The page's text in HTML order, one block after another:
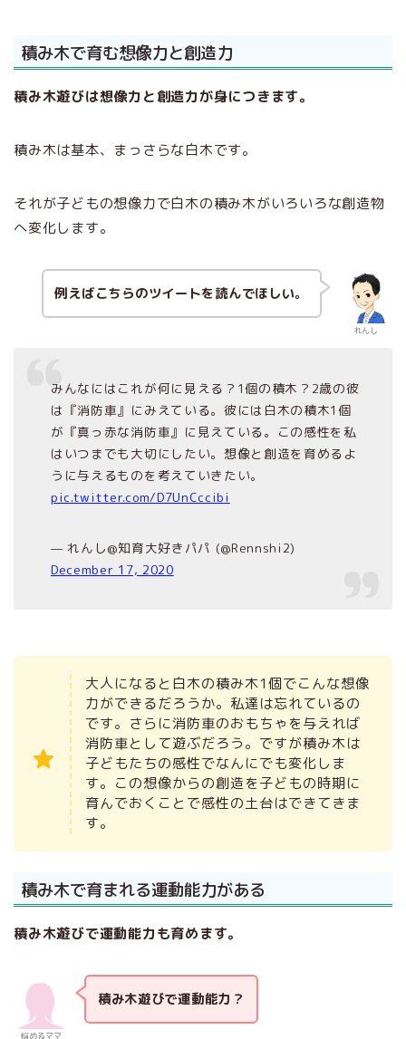
積み木で育む想像力と創造力
積み木遊びは想像力と創造力が身につきます。
積み木は基本、まっさらな白木です。
それが子どもの想像力で白木の積み木がいろいろな創造物
へ変化します。
れんし
例えばこちらのツイートを読んでほしい。
みんなにはこれが何に見える？1個の積木？2歳の彼
は『消防車』にみえている。彼には白木の積木1個
が『真っ赤な消防車』に見えている。この感性を私
はいつまでも大切にしたい。想像と創造を育めるよ
うに与えるものを考えていきたい。
pic.twitter.com/D7UnCccibi
— れんし@知育大好きパパ (@Rennshi2)
December 17, 2020
大人になると白木の積み木1個でこんな想像
力ができるだろうか。私達は忘れているの
です。さらに消防車のおもちゃを与えれば
消防車として遊ぶだろう。ですが積み木は
子どもたちの感性でなんにでも変化しま
す。この想像からの創造を子どもの時期に
育んでおくことで感性の土台はできてきま
す。
積み木で育まれる運動能力がある
積み木遊びで運動能力も育めます。
悩めるママ
積み木遊びで運動能力？